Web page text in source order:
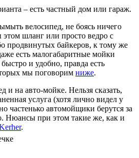
– есть частный дом или гараж.
велосипед, не боясь ничего
этом шланг или просто ведро с
продвинутых байкеров, к тому же
есть малогабаритные мойки
и удобно, правда есть
мы поговорим ниже.
на авто-мойке. Нельзя сказать,
услуга (хотя лично видел у
частенько автомойщики берутся за
Нюансы при этом такие же, как и
.